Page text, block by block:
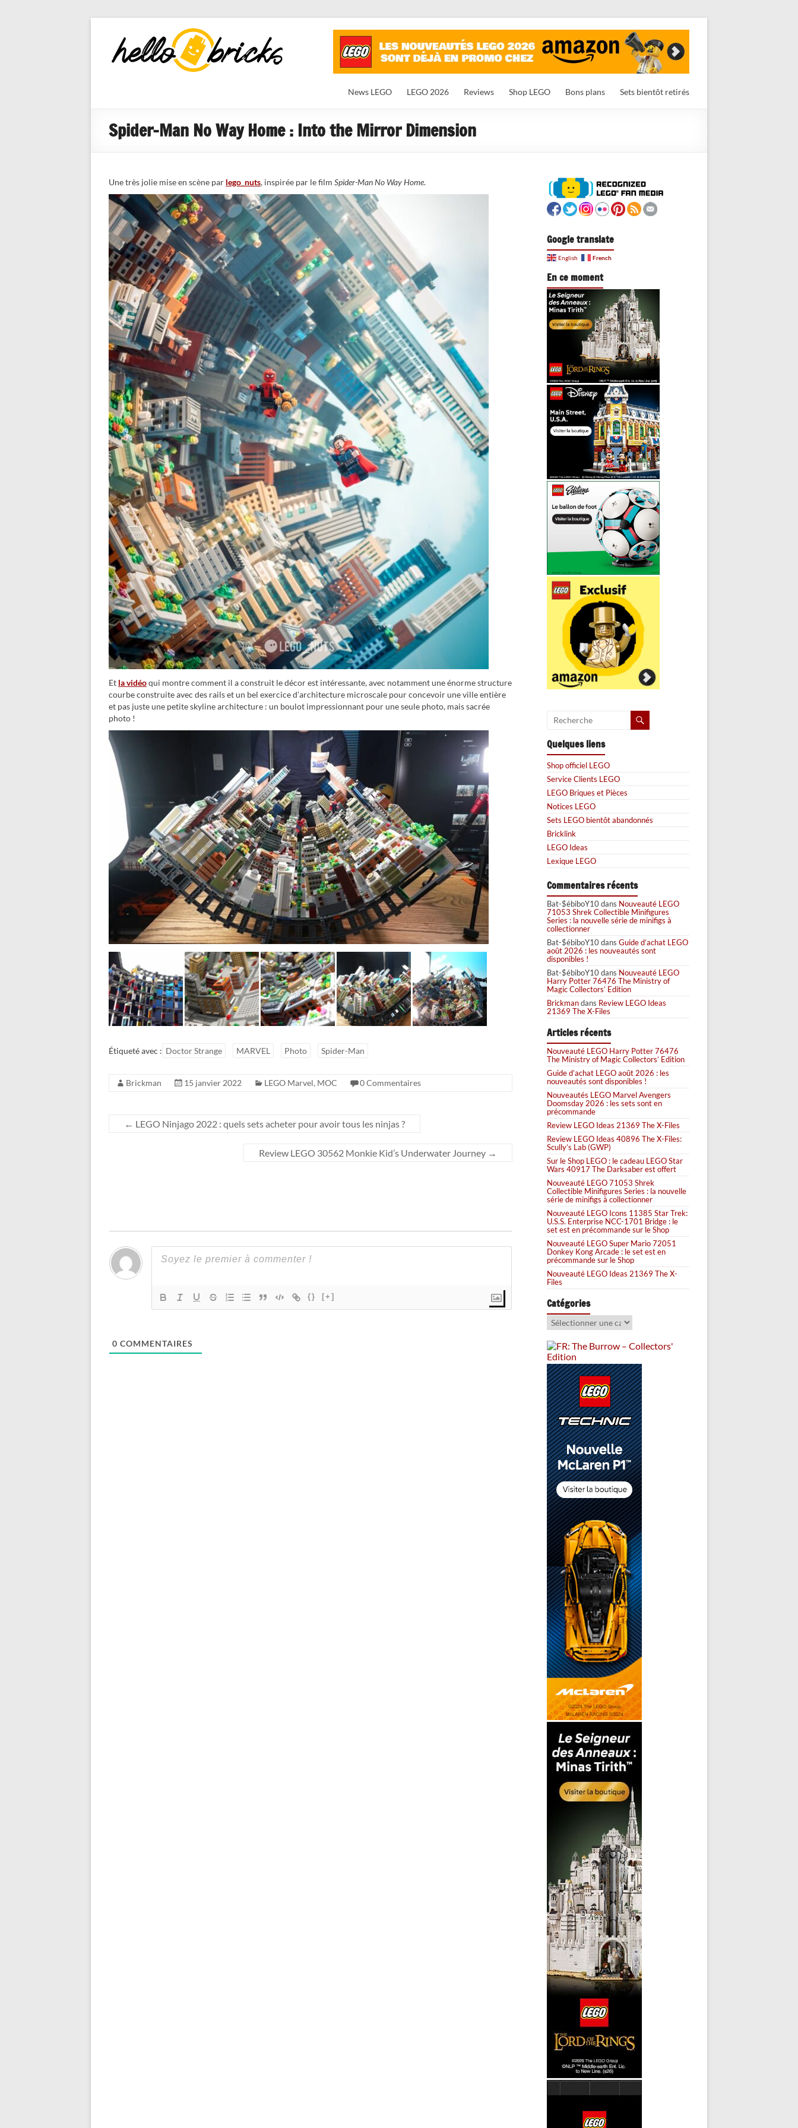
HelloBricks
Blog LEGO,
nouveaut�s
News LEGO LEGO 2026 Reviews Shop LEGO Bons plans Sets bientôt retirés
Spider-Man No Way Home : Into the Mirror Dimension
Une très jolie mise en scène par lego_nuts, inspirée par le film Spider-Man No Way Home.
Et la vidéoqui montre comment il a construit le décor est intéressante, avec notamment une énorme structure
courbe construite avec des rails et un bel exercice d’architecture microscale pour concevoir une ville entière
et pas juste une petite skyline architecture : un boulot impressionnant pour une seule photo, mais sacrée
photo !
Étiqueté avec : Doctor Strange MARVEL Photo Spider-Man
Brickman 15 janvier 2022 LEGO Marvel, MOC 0 Commentaires
← LEGO Ninjago 2022 : quels sets acheter pour avoir tous les ninjas ?
Review LEGO 30562 Monkie Kid’s Underwater Journey →
{} [+]
0 COMMENTAIRES
Google translate
English French
En ce moment
Quelques liens
Shop officiel LEGO
Service Clients LEGO
LEGO Briques et Pièces
Notices LEGO
Sets LEGO bientôt abandonnés
Bricklink
LEGO Ideas
Lexique LEGO
Commentaires récents
Bat-$ébiboY10dans Nouveauté LEGO
71053 Shrek Collectible Minifigures
Series : la nouvelle série de minifigs à
collectionner
Bat-$ébiboY10dans Guide d’achat LEGO
août 2026 : les nouveautés sont
disponibles !
Bat-$ébiboY10dans Nouveauté LEGO
Harry Potter 76476 The Ministry of
Magic Collectors’ Edition
Brickmandans Review LEGO Ideas
21369 The X-Files
Articles récents
Nouveauté LEGO Harry Potter 76476
The Ministry of Magic Collectors’ Edition
Guide d’achat LEGO août 2026 : les
nouveautés sont disponibles !
Nouveautés LEGO Marvel Avengers
Doomsday 2026 : les sets sont en
précommande
Review LEGO Ideas 21369 The X-Files
Review LEGO Ideas 40896 The X-Files:
Scully’s Lab (GWP)
Sur le Shop LEGO : le cadeau LEGO Star
Wars 40917 The Darksaber est offert
Nouveauté LEGO 71053 Shrek
Collectible Minifigures Series : la nouvelle
série de minifigs à collectionner
Nouveauté LEGO Icons 11385 Star Trek:
U.S.S. Enterprise NCC-1701 Bridge : le
set est en précommande sur le Shop
Nouveauté LEGO Super Mario 72051
Donkey Kong Arcade : le set est en
précommande sur le Shop
Nouveauté LEGO Ideas 21369 The X-
Files
Catégories
Catégories